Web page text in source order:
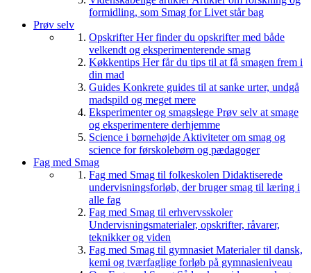
formidling, som Smag for Livet står bag
Prøv selv
OpskrifterHer finder du opskrifter med både
velkendt og eksperimenterende smag
Køkkentips Her får du tips til at få smagen frem i
din mad
Guides Konkrete guides til at sanke urter, undgå
madspild og meget mere
Eksperimenter og smagslege Prøv selv at smage
og eksperimentere derhjemme
Science i børnehøjde Aktiviteter om smag og
science for førskolebørn og pædagoger
Fag med Smag
Fag med Smag til folkeskolen Didaktiserede
undervisningsforløb, der bruger smag til læring i
alle fag
Fag med Smag til erhvervsskoler
Undervisningsmaterialer, opskrifter, råvarer,
teknikker og viden
Fag med Smag til gymnasiet Materialer til dansk,
kemi og tværfaglige forløb på gymnasieniveau